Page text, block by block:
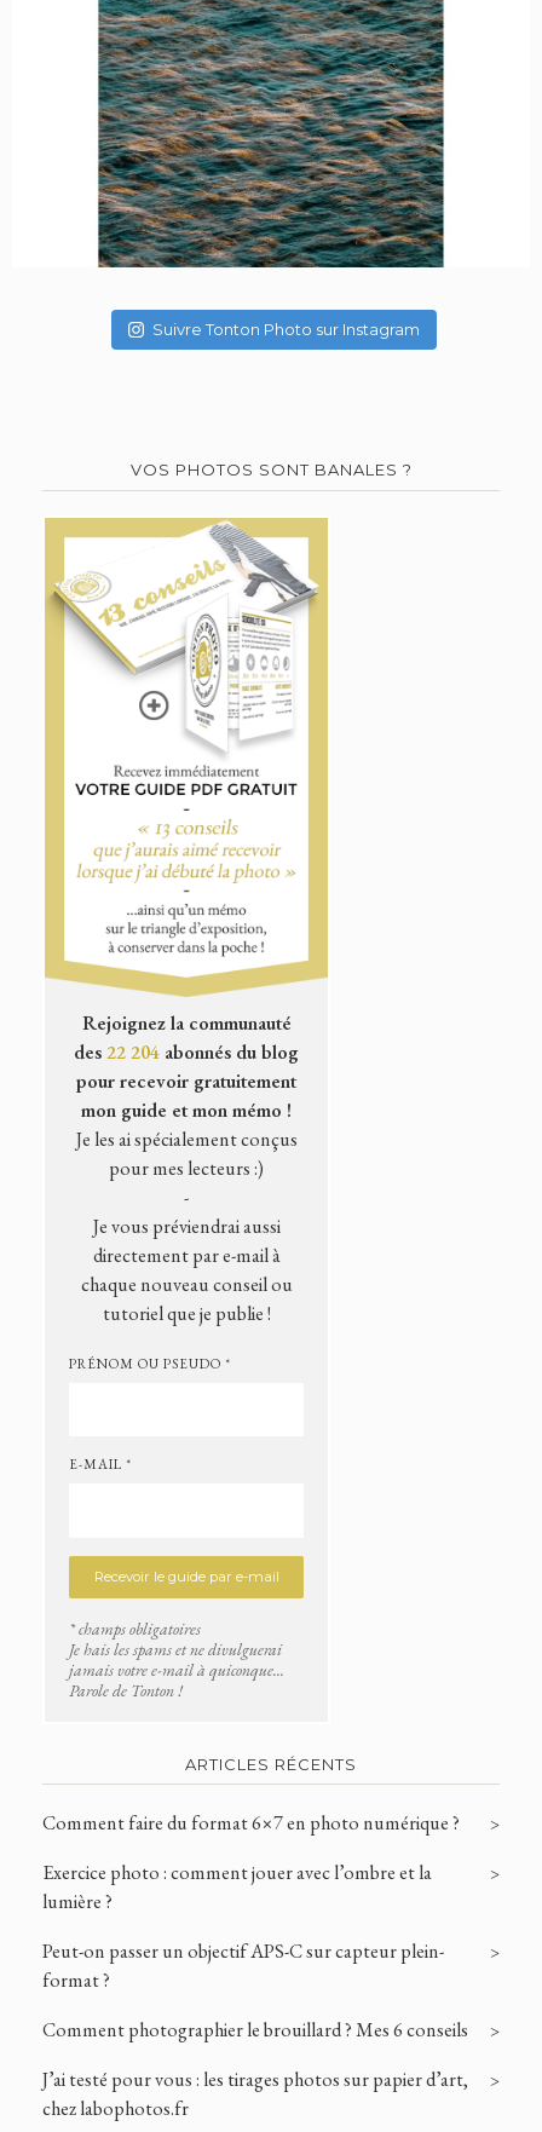
Suivre Tonton Photo sur Instagram
VOS PHOTOS SONT BANALES ?
Rejoignez la communauté
des22 204 abonnés du blog
pour recevoir gratuitement
mon guide et mon mémo !
Je les ai spécialement conçus
pour mes lecteurs :)
-
Je vous préviendrai aussi
directement par e-mail à
chaque nouveau conseil ou
tutoriel que je publie !
PRÉNOM OU PSEUDO *
E-MAIL *
* champs obligatoires
Je hais les spams et ne divulguerai
jamais votre e-mail à quiconque...
Parole de Tonton !
ARTICLES RÉCENTS
Comment faire du format 6×7 en photo numérique ?
Exercice photo : comment jouer avec l’ombre et la
lumière ?
Peut-on passer un objectif APS-C sur capteur plein-
format ?
Comment photographier le brouillard ? Mes 6 conseils
J’ai testé pour vous : les tirages photos sur papier d’art,
chez labophotos.fr